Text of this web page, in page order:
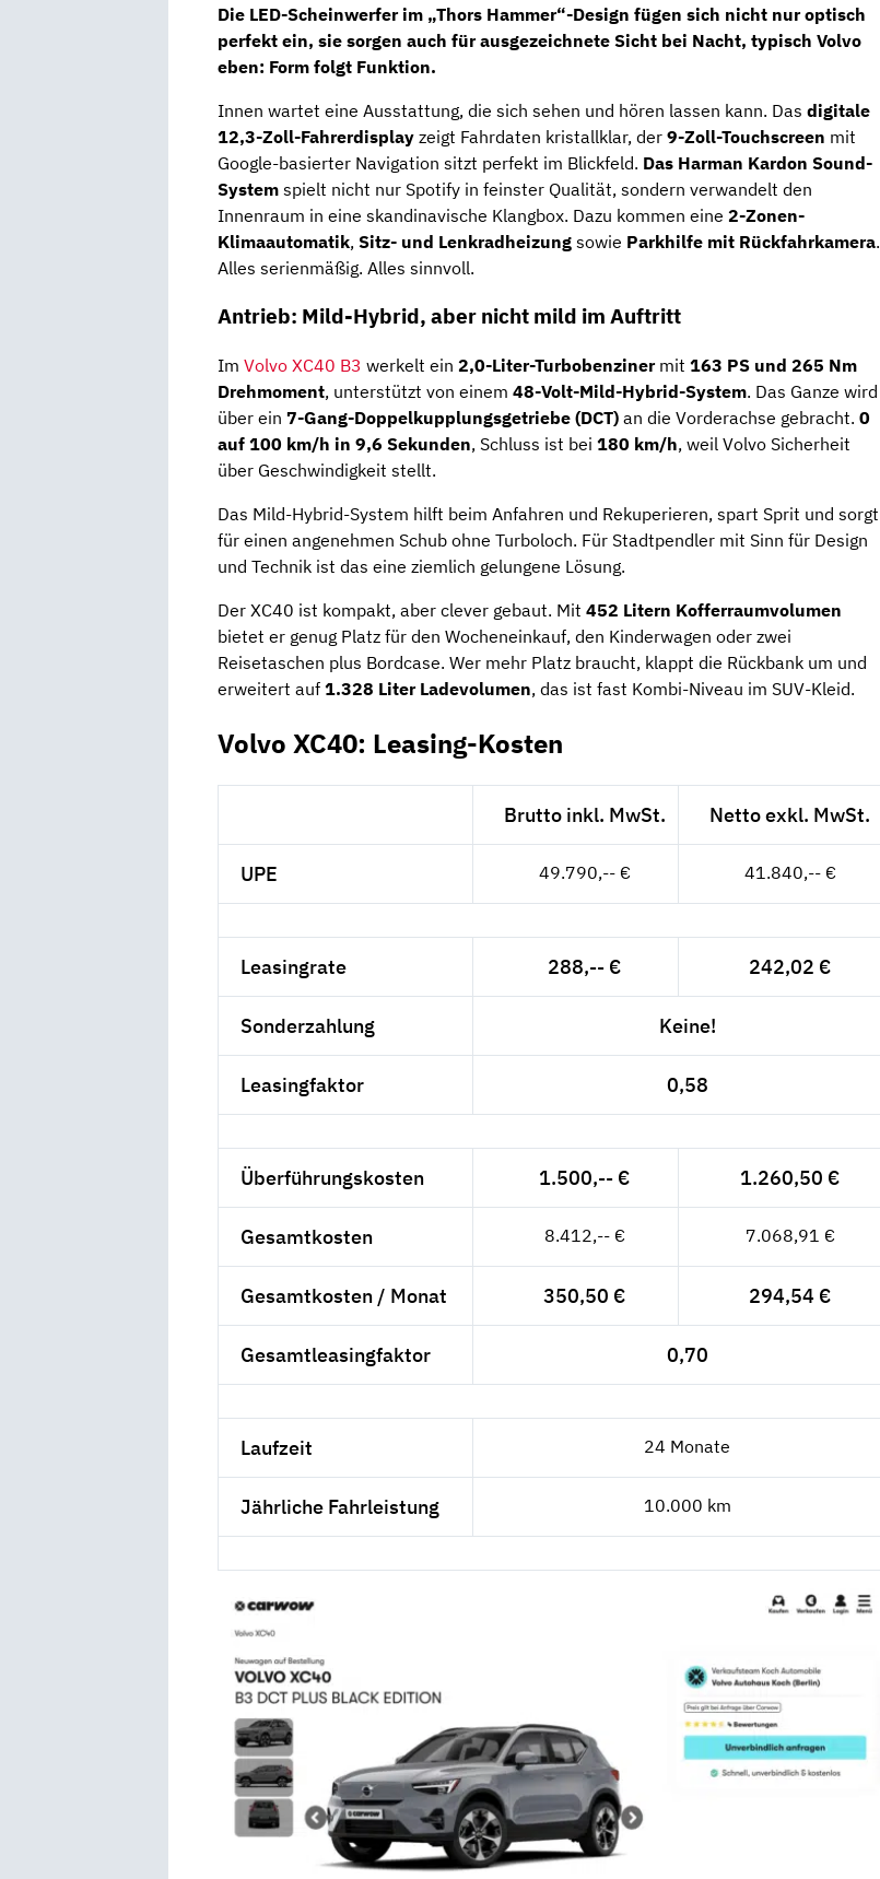
Die LED-Scheinwerfer im „Thors Hammer“-Design fügen sich nicht nur optisch
perfekt ein, sie sorgen auch für ausgezeichnete Sicht bei Nacht, typisch Volvo
eben: Form folgt Funktion.
Innen wartet eine Ausstattung, die sich sehen und hören lassen kann. Das digitale
12,3-Zoll-Fahrerdisplay zeigt Fahrdaten kristallklar, der 9-Zoll-Touchscreen mit
Google-basierter Navigation sitzt perfekt im Blickfeld. Das Harman Kardon Sound-
System spielt nicht nur Spotify in feinster Qualität, sondern verwandelt den
Innenraum in eine skandinavische Klangbox. Dazu kommen eine 2-Zonen-
Klimaautomatik, Sitz- und Lenkradheizung sowie Parkhilfe mit Rückfahrkamera.
Alles serienmäßig. Alles sinnvoll.
Antrieb: Mild-Hybrid, aber nicht mild im Auftritt
Im Volvo XC40 B3 werkelt ein 2,0-Liter-Turbobenzinermit 163 PS und 265 Nm
Drehmoment, unterstützt von einem 48-Volt-Mild-Hybrid-System. Das Ganze wird
über ein 7-Gang-Doppelkupplungsgetriebe (DCT) an die Vorderachse gebracht. 0
auf 100 km/h in 9,6 Sekunden, Schluss ist bei 180 km/h, weil Volvo Sicherheit
über Geschwindigkeit stellt.
Das Mild-Hybrid-System hilft beim Anfahren und Rekuperieren, spart Sprit und sorgt
für einen angenehmen Schub ohne Turboloch. Für Stadtpendler mit Sinn für Design
und Technik ist das eine ziemlich gelungene Lösung.
Der XC40 ist kompakt, aber clever gebaut. Mit 452 Litern Kofferraumvolumen
bietet er genug Platz für den Wocheneinkauf, den Kinderwagen oder zwei
Reisetaschen plus Bordcase. Wer mehr Platz braucht, klappt die Rückbank um und
erweitert auf 1.328 Liter Ladevolumen, das ist fast Kombi-Niveau im SUV-Kleid.
Volvo XC40: Leasing-Kosten
Brutto inkl. MwSt. Netto exkl. MwSt.
UPE 49.790,-- € 41.840,-- €
Leasingrate 288,-- € 242,02 €
Sonderzahlung Keine!
Leasingfaktor 0,58
Überführungskosten 1.500,-- € 1.260,50 €
Gesamtkosten 8.412,-- € 7.068,91 €
Gesamtkosten / Monat 350,50 € 294,54 €
Gesamtleasingfaktor 0,70
Laufzeit 24 Monate
Jährliche Fahrleistung 10.000 km